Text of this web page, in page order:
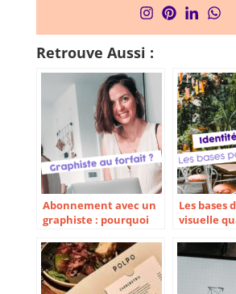
Retrouve Aussi :
Abonnement avec un
graphiste : pourquoi
Les bases
visuelle